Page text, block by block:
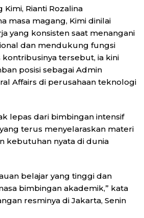
Rianti Rozalina
masa magang, Kimi dinilai
yang konsisten saat menangani
dan mendukung fungsi
kontribusinya tersebut, ia kini
posisi sebagai Admin
Affairs di perusahaan teknologi
lepas dari bimbingan intensif
terus menyelaraskan materi
kebutuhan nyata di dunia
belajar yang tinggi dan
bimbingan akademik,” kata
resminya di Jakarta, Senin